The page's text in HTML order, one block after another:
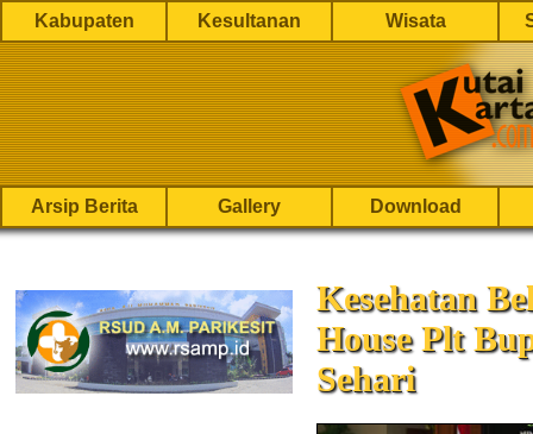
Kabupaten Kesultanan Wisata
Arsip Berita Gallery Download
Kesehatan
House Plt
Sehari